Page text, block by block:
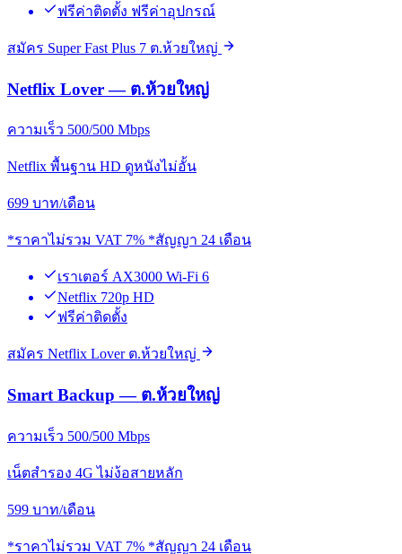
ฟรีค่าติดตั้ง ฟรีค่าอุปกรณ์
สมัคร Super Fast Plus 7 ต.ห้วยใหญ่
Netflix Lover — ต.ห้วยใหญ่
ความเร็ว 500/500 Mbps
Netflix พื้นฐาน HD ดูหนังไม่อั้น
699 บาท/เดือน
*ราคาไม่รวม VAT 7% *สัญญา 24 เดือน
เราเตอร์ AX3000 Wi-Fi 6
Netflix 720p HD
ฟรีค่าติดตั้ง
สมัคร Netflix Lover ต.ห้วยใหญ่
Smart Backup — ต.ห้วยใหญ่
ความเร็ว 500/500 Mbps
เน็ตสำรอง 4G ไม่ง้อสายหลัก
599 บาท/เดือน
*ราคาไม่รวม VAT 7% *สัญญา 24 เดือน